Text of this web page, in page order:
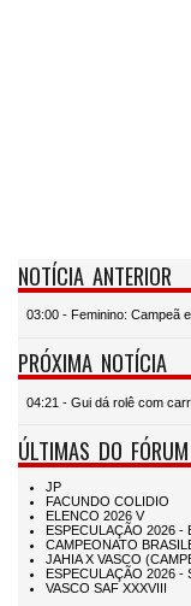
NOTÍCIA ANTERIOR
03:00 - Feminino: Campeã
PRÓXIMA NOTÍCIA
04:21 - Gui dá rolê com
ÚLTIMAS DO FÓRUM